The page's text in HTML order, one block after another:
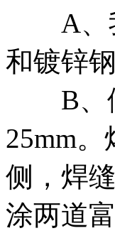
A、我
和镀锌
B、假
25mm
侧，焊
涂两道